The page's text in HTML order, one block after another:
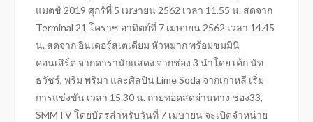
แมตช์ 2019 ศุกร์ที่ 5 เมษายน 2562 เวลา 11.55 น. สดจาก
Terminal 21 โคราช อาทิตย์ที่ 7 เมษายน 2562 เวลา 14.45
น. สดจาก อินเดอร์สเตเดียม หัวหมาก พร้อมชมมินิ
คอนเสิร์ต จากดารานักแสดง จากช่อง 3 นำโดย เค้ก นัท
ธวัชร์, พริม พริมา และศิลปิน Lime Soda จากเกาหลี เริ่ม
การแข่งขัน เวลา 15.30 น. ถ่ายทอดสดผ่านทาง ช่อง33,
SMMTV โดยบัตรสำหรับวันที่ 7 เมษายน จะเปิดจำหน่าย